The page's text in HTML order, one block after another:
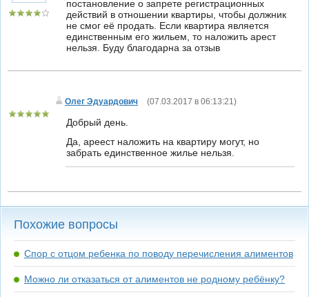
постановление о запрете регистрационных
действий в отношении квартиры, чтобы должник
не смог её продать. Если квартира является
единственным его жильем, то наложить арест
нельзя. Буду благодарна за отзыв
Олег Эдуардович (07.03.2017 в 06:13:21)
Добрый день.
Да, ареест наложить на квартиру могут, но
забрать единственное жилье нельзя.
Похожие вопросы
Спор с отцом ребенка по поводу перечисления алиментов
Можно ли отказаться от алиментов не родному ребёнку?